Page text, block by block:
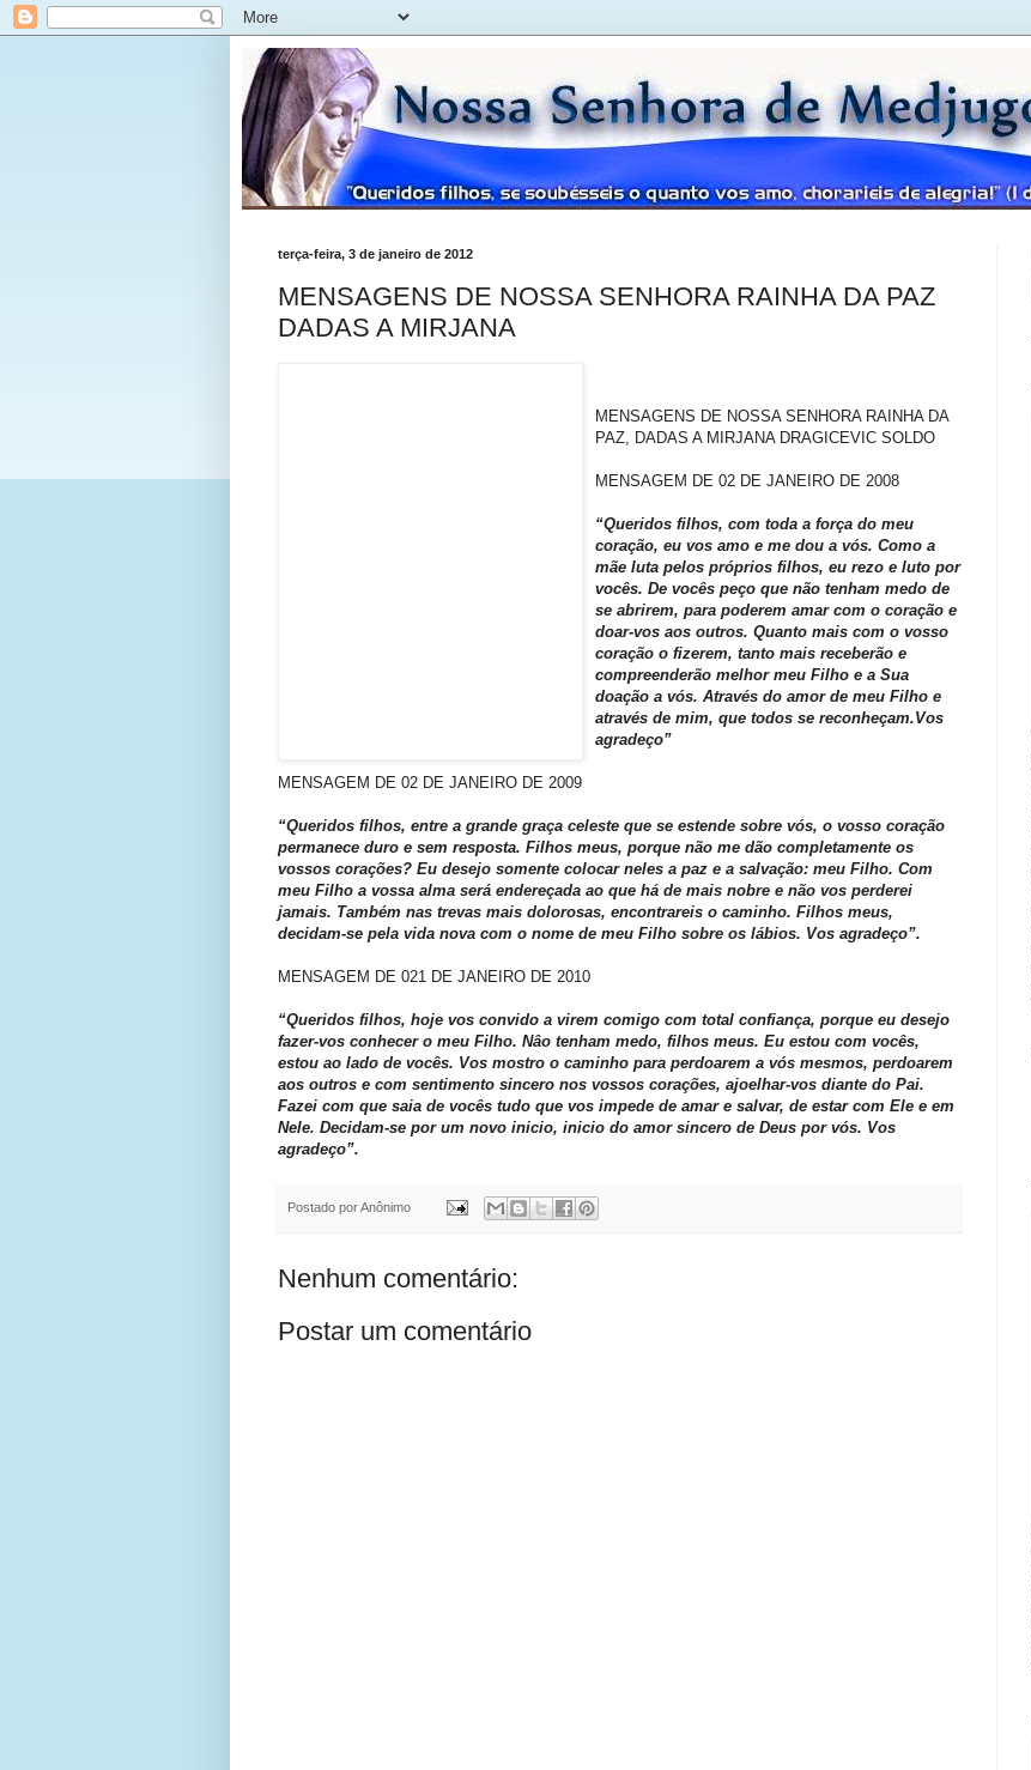
terça-feira, 3 de janeiro de 2012
MENSAGENS DE NOSSA SENHORA RAINHA DA PAZ
DADAS A MIRJANA
MENSAGENS DE NOSSA SENHORA RAINHA DA
PAZ, DADAS A MIRJANA DRAGICEVIC SOLDO
MENSAGEM DE 02 DE JANEIRO DE 2008
“Queridos filhos, com toda a força do meu
coração, eu vos amo e me dou a vós. Como a
mãe luta pelos próprios filhos, eu rezo e luto por
vocês. De vocês peço que não tenham medo de
se abrirem, para poderem amar com o coração e
doar-vos aos outros. Quanto mais com o vosso
coração o fizerem, tanto mais receberão e
compreenderão melhor meu Filho e a Sua
doação a vós. Através do amor de meu Filho e
através de mim, que todos se reconheçam.Vos
agradeço”
MENSAGEM DE 02 DE JANEIRO DE 2009
“Queridos filhos, entre a grande graça celeste que se estende sobre vós, o vosso coração
permanece duro e sem resposta. Filhos meus, porque não me dão completamente os
vossos corações? Eu desejo somente colocar neles a paz e a salvação: meu Filho. Com
meu Filho a vossa alma será endereçada ao que há de mais nobre e não vos perderei
jamais. Também nas trevas mais dolorosas, encontrareis o caminho. Filhos meus,
decidam-se pela vida nova com o nome de meu Filho sobre os lábios. Vos agradeço”.
MENSAGEM DE 021 DE JANEIRO DE 2010
“Queridos filhos, hoje vos convido a virem comigo com total confiança, porque eu desejo
fazer-vos conhecer o meu Filho. Nâo tenham medo, filhos meus. Eu estou com vocês,
estou ao lado de vocês. Vos mostro o caminho para perdoarem a vós mesmos, perdoarem
aos outros e com sentimento sincero nos vossos corações, ajoelhar-vos diante do Pai.
Fazei com que saia de vocês tudo que vos impede de amar e salvar, de estar com Ele e em
Nele. Decidam-se por um novo inicio, inicio do amor sincero de Deus por vós. Vos
agradeço”.
Postado porAnônimo
Nenhum comentário:
Postar um comentário